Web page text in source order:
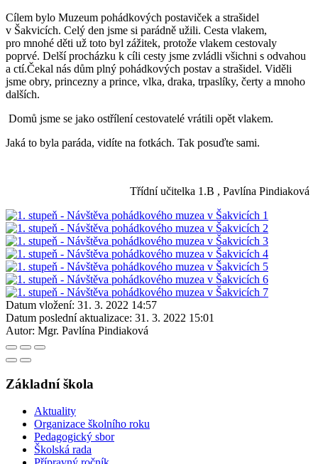
Cílem bylo Muzeum pohádkových postaviček a strašidel
v Šakvicích. Celý den jsme si parádně užili. Cesta vlakem,
pro mnohé děti už toto byl zážitek, protože vlakem cestovaly
poprvé. Delší procházku k cíli cesty jsme zvládli všichni s odvahou
a ctí.Čekal nás dům plný pohádkových postav a strašidel. Viděli
jsme obry, princezny a prince, vlka, draka, trpaslíky, čerty a mnoho
dalších.
Domů jsme se jako ostřílení cestovatelé vrátili opět vlakem.
Jaká to byla paráda, vidíte na fotkách. Tak posuďte sami.
Třídní učitelka 1.B , Pavlína Pindiaková
Datum vložení: 31. 3. 2022 14:57
Datum poslední aktualizace: 31. 3. 2022 15:01
Autor: Mgr. Pavlína Pindiaková
Základní škola
Aktuality
Organizace školního roku
Pedagogický sbor
Školská rada